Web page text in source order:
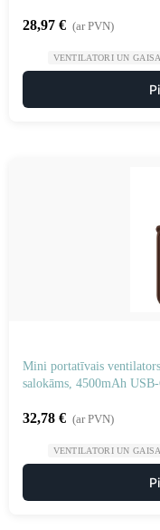
28,97 € (ar PVN)
VENTILATORI UN
Mini portatīvais
salokāms, 4500mAh
32,78 € (ar PVN)
VENTILATORI UN